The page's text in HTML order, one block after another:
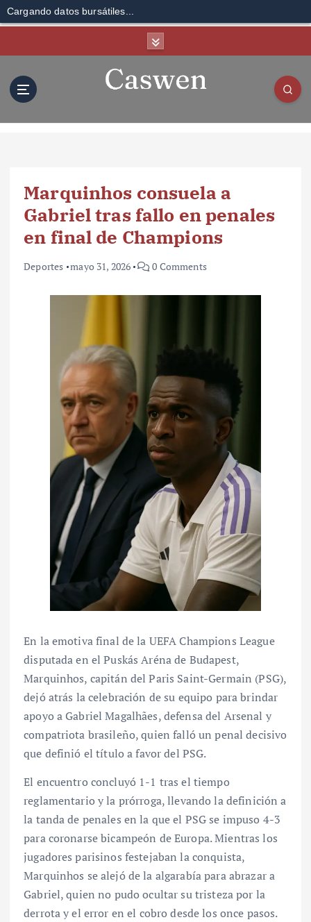
Cargando datos bursátiles...
Marquinhos consuela a
Gabriel tras fallo en penales
en final de Champions
Deportes mayo 31, 2026 0 Comments
En la emotiva final de la UEFA Champions League
disputada en el Puskás Aréna de Budapest,
Marquinhos, capitán del Paris Saint-Germain (PSG),
dejó atrás la celebración de su equipo para brindar
apoyo a Gabriel Magalhães, defensa del Arsenal y
compatriota brasileño, quien falló un penal decisivo
que definió el título a favor del PSG.
El encuentro concluyó 1-1 tras el tiempo
reglamentario y la prórroga, llevando la definición a
la tanda de penales en la que el PSG se impuso 4-3
para coronarse bicampeón de Europa. Mientras los
jugadores parisinos festejaban la conquista,
Marquinhos se alejó de la algarabía para abrazar a
Gabriel, quien no pudo ocultar su tristeza por la
derrota y el error en el cobro desde los once pasos.